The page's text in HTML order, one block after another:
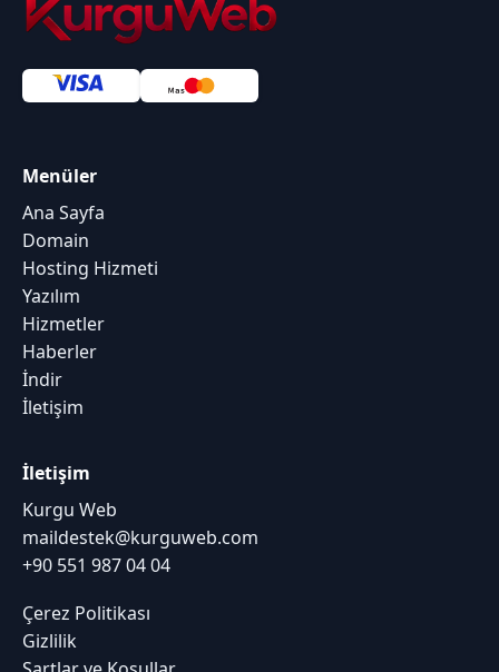
Menüler
Ana Sayfa
Domain
Hosting Hizmeti
Yazılım
Hizmetler
Haberler
İndir
İletişim
İletişim
Kurgu Web
maildestek@kurguweb.com
+90 551 987 04 04
Çerez Politikası
Gizlilik